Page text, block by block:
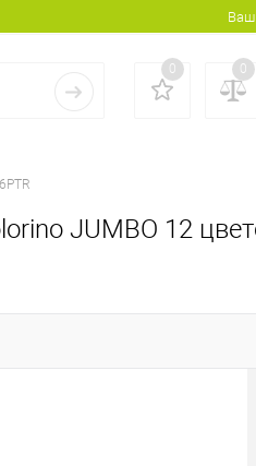
Ваш
0 0
JUMBO 12